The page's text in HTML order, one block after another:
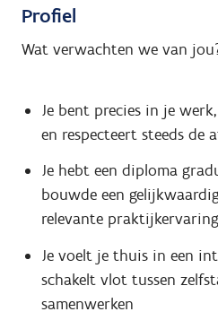
Profiel
Wat verwachten we van
Je bent precies in je
en respecteert steeds de
Je hebt een diploma
bouwde een
relevante praktijkervaring
Je voelt je thuis in een
schakelt vlot tussen
samenwerken